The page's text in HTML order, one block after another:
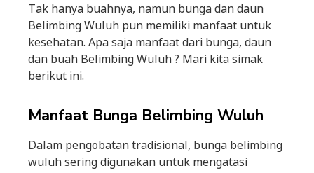
Tak hanya buahnya, namun bunga dan daun
Belimbing Wuluh pun memiliki manfaat untuk
kesehatan. Apa saja manfaat dari bunga, daun
dan buah Belimbing Wuluh ? Mari kita simak
berikut ini.
Manfaat Bunga Belimbing Wuluh
Dalam pengobatan tradisional, bunga belimbing
wuluh sering digunakan untuk mengatasi